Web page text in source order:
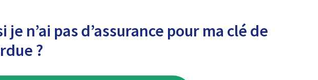
je n’ai pas d’assurance pour ma clé de
?